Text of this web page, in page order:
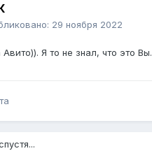
29 ноября 2022
Я то не знал, что это Вы.